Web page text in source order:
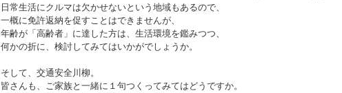
日常生活にクルマは欠かせないという地域もあるので、
一概に免許返納を促すことはできませんが、
年齢が「高齢者」に達した方は、生活環境を鑑みつつ、
何かの折に、検討してみてはいかがでしょうか。
そして、交通安全川柳。
皆さんも、ご家族と一緒に１句つくってみてはどうですか。